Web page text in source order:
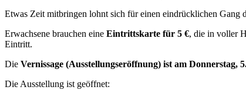
Etwas Zeit mitbringen lohnt sich für einen eindrücklichen Gang
Erwachsene brauchen eine Eintrittskarte für 5 €, die in voller
Eintritt.
Die Vernissage (Ausstellungseröffnung) ist am Donnerstag,
Die Ausstellung ist geöffnet: